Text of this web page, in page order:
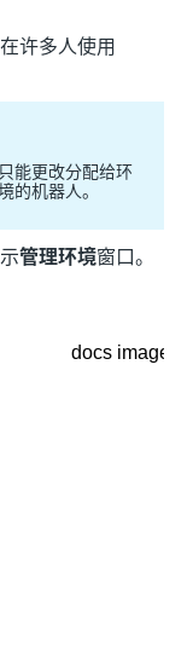
许多人使用
能更改分配给环
的机器人。
管理环境窗口。